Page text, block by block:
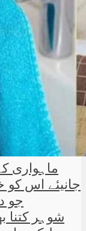
جانیئے اس کو
جو
شوہر کتنا